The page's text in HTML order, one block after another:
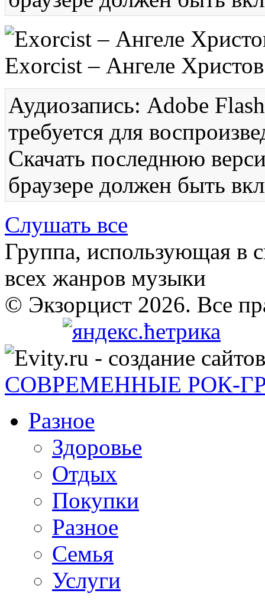
Exorcist – Ангеле Христов
Аудиозапись: Adobe
требуется для
Скачать последнюю
браузере должен быть
Слушать все
Группа, использующая в
всех жанров музыки
© Экзорцист 2026. Все
СОВРЕМЕННЫЕ РОК-
Разное
Здоровье
Отдых
Покупки
Разное
Семья
Услуги